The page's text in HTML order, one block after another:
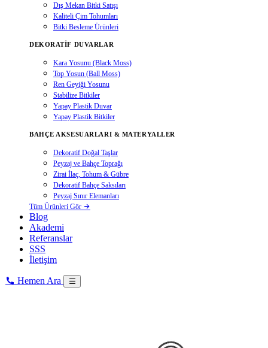
Dış Mekan Bitki Satışı
Kaliteli Çim Tohumları
Bitki Besleme Ürünleri
DEKORATIF DUVARLAR
Kara Yosunu (Black Moss)
Top Yosun (Ball Moss)
Ren Geyiği Yosunu
Stabilize Bitkiler
Yapay Plastik Duvar
Yapay Plastik Bitkiler
BAHÇE AKSESUARLARI & MATERYALLER
Dekoratif Doğal Taşlar
Peyzaj ve Bahçe Toprağı
Zirai İlaç, Tohum & Gübre
Dekoratif Bahçe Saksıları
Peyzaj Sınır Elemanları
Tüm Ürünleri Gör
Blog
Akademi
Referanslar
SSS
İletişim
Hemen Ara